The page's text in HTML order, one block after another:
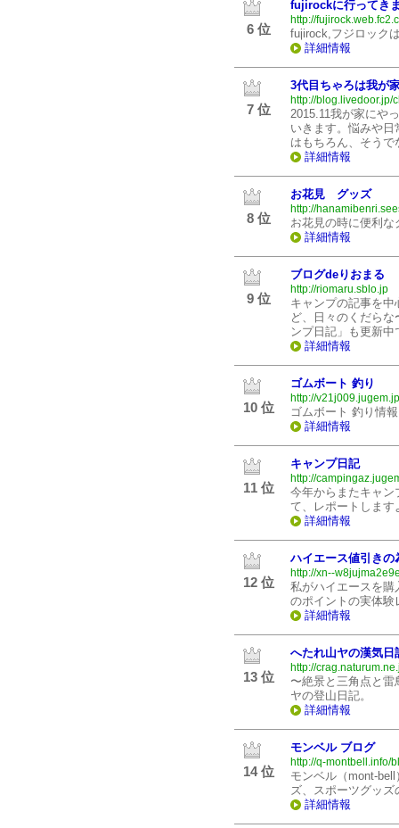
6 位
fujirockに行ってき
http://
fujirock,フジロック
詳細情報
7 位
3代目ちゃろは我が
http://blog.livedoor.jp/
2015.11我が家にや
いきます。悩みや
はもちろん、そう
詳細情報
8 位
お花見 グッズ
http://
お花見の時に便利
詳細情報
9 位
ブログdeりおまる
http://riomaru.sblo.jp
キャンプの記事を
ど、日々のくだら
ンプ日記」も更新中
詳細情報
10 位
ゴムボート 釣り
http://
ゴムボート 釣り情
詳細情報
11 位
キャンプ日記
http://
今年からまたキャン
て、レポートします
詳細情報
12 位
ハイエース値引きの
http://xn--
私がハイエースを購
のポイントの実体験
詳細情報
13 位
へたれ山ヤの漢気日
http://
〜絶景と三角点と
ヤの登山日記。
詳細情報
14 位
モンベル ブログ
http://q-montbell.info/
モンベル（mont-
ズ、スポーツグッズ
詳細情報